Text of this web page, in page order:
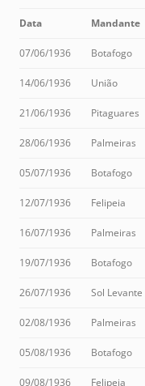
Data Mandante
07/06/1936 Botafogo
14/06/1936 União
21/06/1936 Pitaguares
28/06/1936 Palmeiras
05/07/1936 Botafogo
12/07/1936 Felipeia
16/07/1936 Palmeiras
19/07/1936 Botafogo
26/07/1936 Sol Levante
02/08/1936 Palmeiras
05/08/1936 Botafogo
09/08/1936 Felipeia